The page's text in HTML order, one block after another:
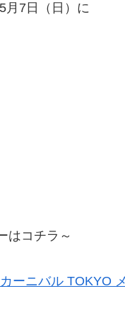
月7日（日）に
はコチラ～
ーニバル TOKYO